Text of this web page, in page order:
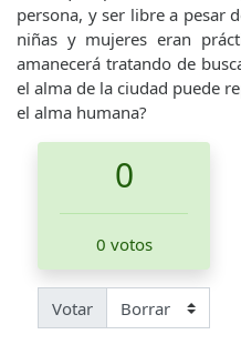
persona, y ser libre a pesar
niñas y mujeres eran
amanecerá tratando de
el alma de la ciudad puede
el alma humana?
0
0 votos
Votar